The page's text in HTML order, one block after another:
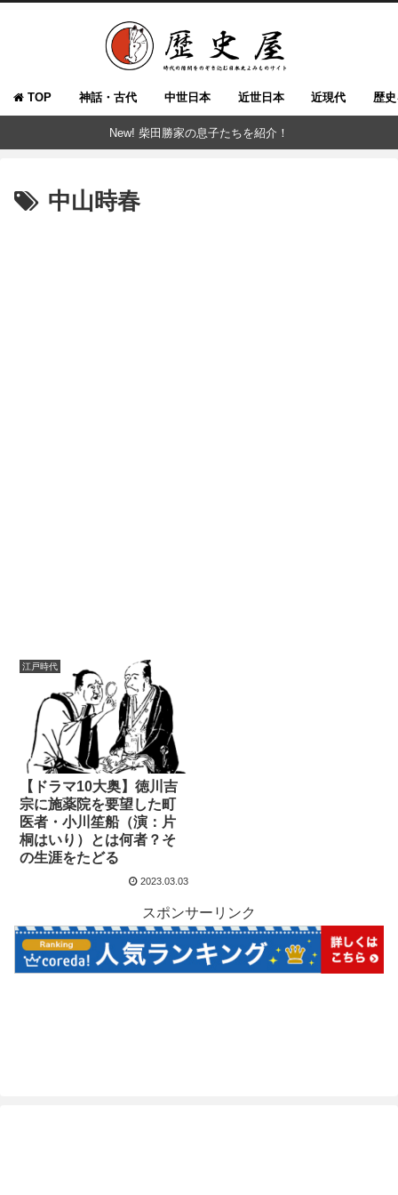
TOP 神話・古代 中世日本 近世日本 近現代 歴
New! 柴田勝家の息子たちを紹介！
中山時春
江戸時代
【ドラマ10大奥】徳川吉
宗に施薬院を要望した町
医者・小川笙船（演：片
桐はいり）とは何者？そ
の生涯をたどる
2023.03.03
スポンサーリンク